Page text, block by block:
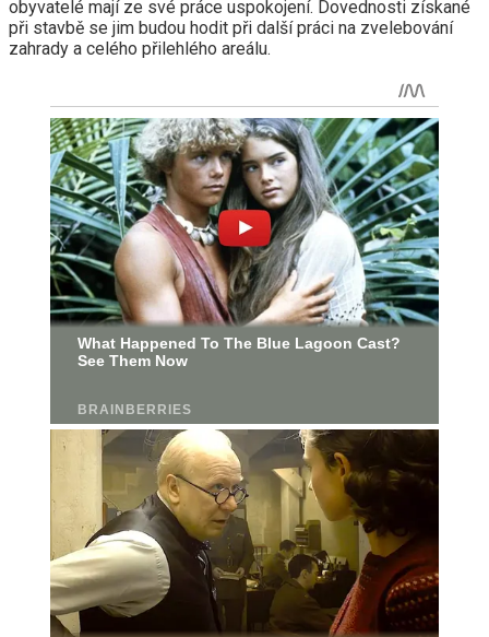
obyvatelé mají ze své práce uspokojení. Dovednosti získané
při stavbě se jim budou hodit při další práci na zvelebování
zahrady a celého přilehlého areálu.